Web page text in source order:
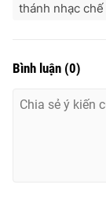
thánh nhạc chế
Bình luận (0)